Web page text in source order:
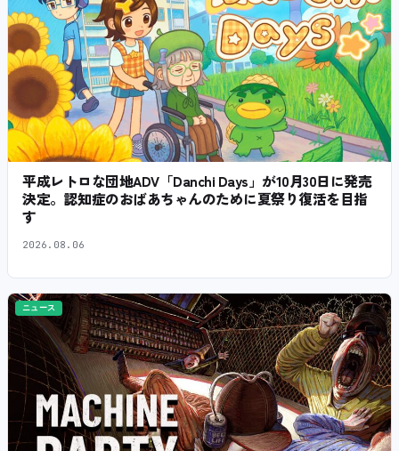
平成レトロな団地ADV「Danchi Days」が10月30日に発売
決定。認知症のおばあちゃんのために夏祭り復活を目指
す
2026.08.06
ニュース